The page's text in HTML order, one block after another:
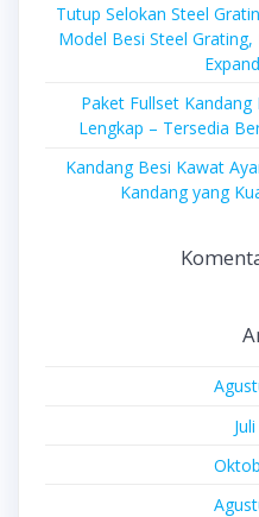
Tutup Selokan Steel
Model Besi Steel
Paket Fullset
Lengkap – Tersedia
Kandang Besi Kawat
Kandang yang